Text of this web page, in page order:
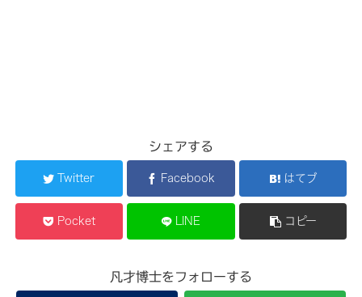
シェアする
Twitter Facebook はてブ
Pocket LINE コピー
凡才博士をフォローする